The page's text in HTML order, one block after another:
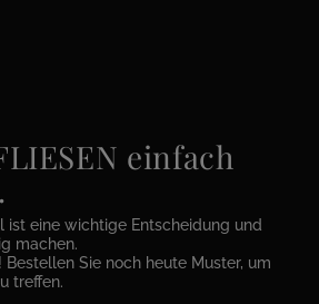
einfach
ist eine wichtige Entscheidung und
machen.
Sie noch heute Muster, um
treffen.